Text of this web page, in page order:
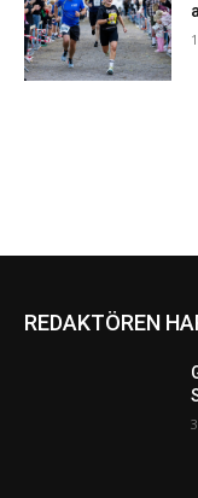
REDAKTÖREN